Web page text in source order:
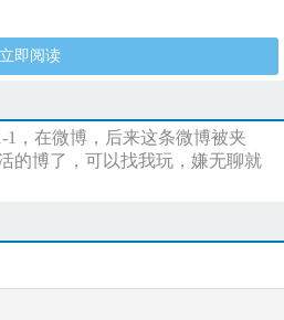
立即阅读
，在微博，后来这条微博被夹
的博了，可以找我玩，嫌无聊就